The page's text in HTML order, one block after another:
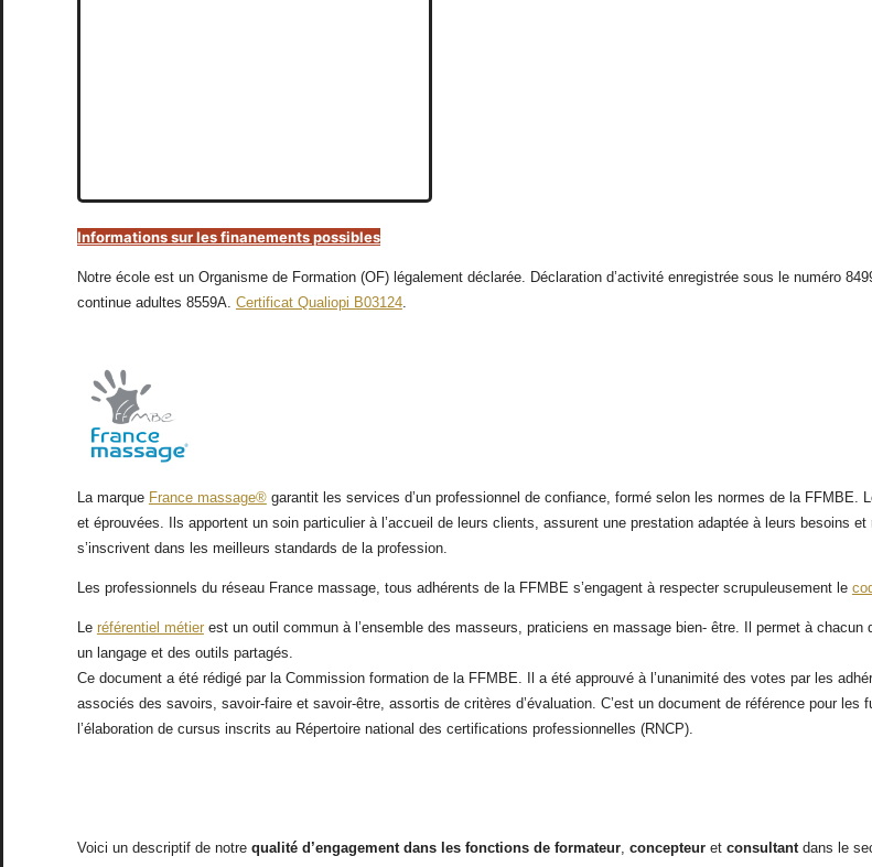
Informations sur les finanements possibles
Notre école est un Organisme de Formation (OF) légalement déclarée. Déclaration d’activité enregistrée sous le numéro
continue adultes 8559A. Certificat Qualiopi B03124.
La marque France massage®garantit les services d’un professionnel de confiance, formé selon les normes de la FFMBE.
et éprouvées. Ils apportent un soin particulier à l’accueil de leurs clients, assurent une prestation adaptée à leurs besoins
s’inscrivent dans les meilleurs standards de la profession.
Les professionnels du réseau France massage, tous adhérents de la FFMBE s’engagent à respecter scrupuleusement le
Le référentiel métierest un outil commun à l’ensemble des masseurs, praticiens en massage bien- être. Il permet à
un langage et des outils partagés.
Ce document a été rédigé par la Commission formation de la FFMBE. Il a été approuvé à l’unanimité des votes par les
associés des savoirs, savoir-faire et savoir-être, assortis de critères d’évaluation. C’est un document de référence pour
l’élaboration de cursus inscrits au Répertoire national des certifications professionnelles (RNCP).
Voici un descriptif de notre qualité d’engagement dans les fonctions de formateur, concepteuret consultantdans le